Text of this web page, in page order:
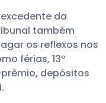
da
também
os reflexos nos
férias, 13º
depósitos